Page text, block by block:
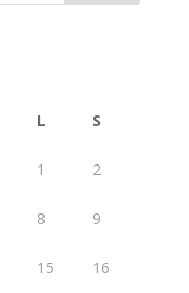
L S
1 2
8 9
15 16